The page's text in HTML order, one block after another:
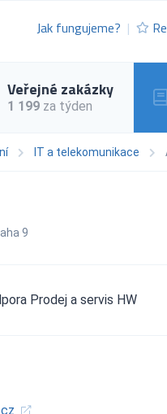
Jak fungujeme?
Veřejné zakázky
1 199 za týden
IT a telekomunikace
9
Prodej a servis HW